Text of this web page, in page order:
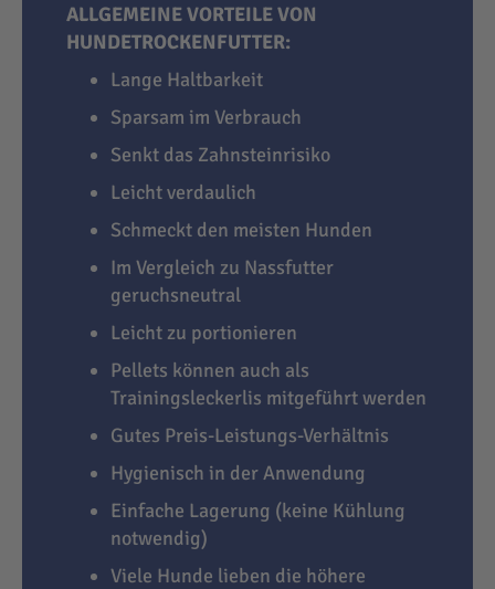
ALLGEMEINE VORTEILE VON
HUNDETROCKENFUTTER:
Lange Haltbarkeit
Sparsam im Verbrauch
Senkt das Zahnsteinrisiko
Leicht verdaulich
Schmeckt den meisten Hunden
Im Vergleich zu Nassfutter
geruchsneutral
Leicht zu portionieren
Pellets können auch als
Trainingsleckerlis mitgeführt werden
Gutes Preis-Leistungs-Verhältnis
Hygienisch in der Anwendung
Einfache Lagerung (keine Kühlung
notwendig)
Viele Hunde lieben die höhere